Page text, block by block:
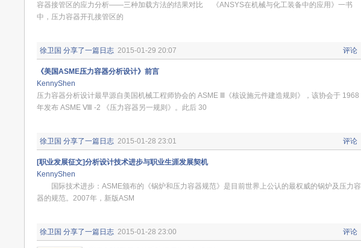
容器接管区的应力分析——三种加载方法的结果对比 《ANSYS在机械与化工装备中的应用》一书
中，压力容器开孔接管区的
评论
徐卫国 分享了一篇日志 2015-01-29 20:07
《美国ASME压力容器分析设计》前言
KennyShen
压力容器分析设计最早源自美国机械工程师协会的 ASME Ⅲ《核设施元件建造规则》，该协会于 1968
年发布 ASME Ⅷ -2 《压力容器另一规则》。此后 30
评论
徐卫国 分享了一篇日志 2015-01-28 23:01
[职业发展征文]分析设计技术进步与职业生涯发展契机
KennyShen
国际技术进步：ASME颁布的《锅炉和压力容器规范》是目前世界上公认的最权威的锅炉及压力容
器的规范。2007年，新版ASM
评论
徐卫国 分享了一篇日志 2015-01-28 23:00